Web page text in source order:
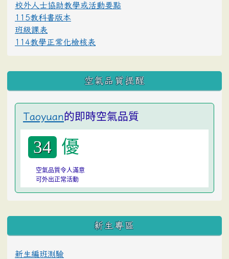
校外人士協助教學或活動要點
115教科書版本
班級課表
114教學正常化檢核表
空氣品質提醒
Taoyuan的即時空氣品質
34 優
空氣品質令人滿意
可外出正常活動
:::
新生專區
新生編班測驗